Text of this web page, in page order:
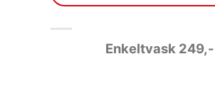
Enkeltvask 249,-